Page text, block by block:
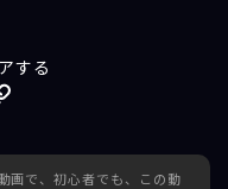
する
画で、初心者でも、この動